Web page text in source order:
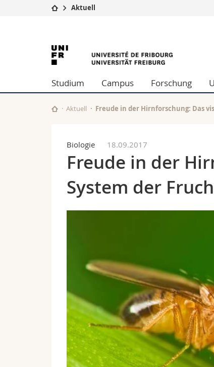
Studium
Campus
Universität
Weiterbildung
Fak. für
Math.-Nat.
Interfakultär
Aktuell
University
of
Fribourg
Studium Campus Forschung
Aktuell Freude in der Hirnforschung: Das
Biologie 18.09.2017
Freude in der
System der